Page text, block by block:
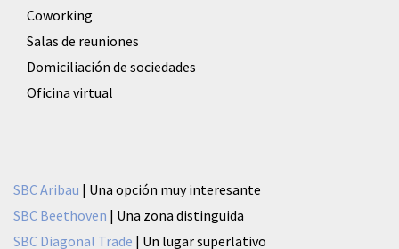
Coworking
Salas de reuniones
Domiciliación de sociedades
Oficina virtual
SBC Aribau | Una opción muy interesante
SBC Beethoven | Una zona distinguida
SBC Diagonal Trade | Un lugar superlativo